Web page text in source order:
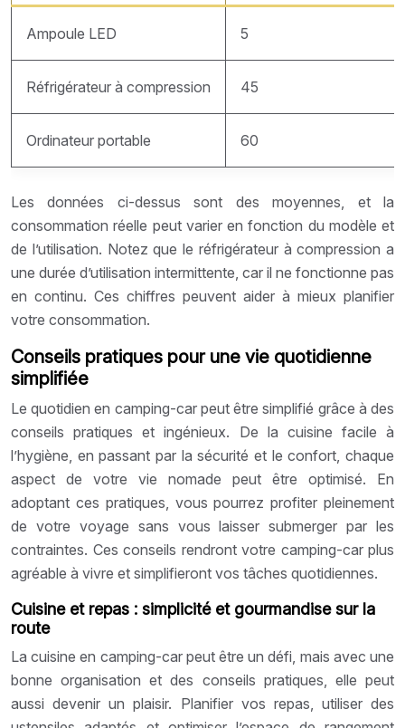
Ampoule LED 5
Réfrigérateur à compression 45
Ordinateur portable 60
Les données ci-dessus sont des moyennes, et la
consommation réelle peut varier en fonction du modèle et
de l’utilisation. Notez que le réfrigérateur à compression a
une durée d’utilisation intermittente, car il ne fonctionne pas
en continu. Ces chiffres peuvent aider à mieux planifier
votre consommation.
Conseils pratiques pour une vie quotidienne
simplifiée
Le quotidien en camping-car peut être simplifié grâce à des
conseils pratiques et ingénieux. De la cuisine facile à
l’hygiène, en passant par la sécurité et le confort, chaque
aspect de votre vie nomade peut être optimisé. En
adoptant ces pratiques, vous pourrez profiter pleinement
de votre voyage sans vous laisser submerger par les
contraintes. Ces conseils rendront votre camping-car plus
agréable à vivre et simplifieront vos tâches quotidiennes.
Cuisine et repas : simplicité et gourmandise sur la
route
La cuisine en camping-car peut être un défi, mais avec une
bonne organisation et des conseils pratiques, elle peut
aussi devenir un plaisir. Planifier vos repas, utiliser des